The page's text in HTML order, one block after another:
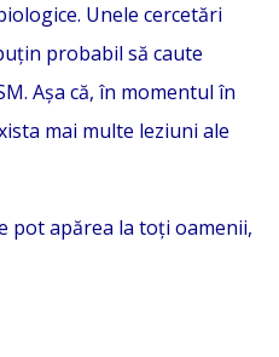
Unele cercetări
probabil să caute
Așa că, în momentul în
mai multe leziuni ale
pot apărea la toți oamenii,